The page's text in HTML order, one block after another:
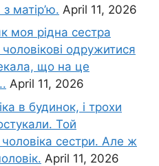
матір’ю. April 11, 2026
моя рідна сестра
одружитися
що на це
April 11, 2026
в будинок, і трохи
Той
сестри. Але ж
April 11, 2026